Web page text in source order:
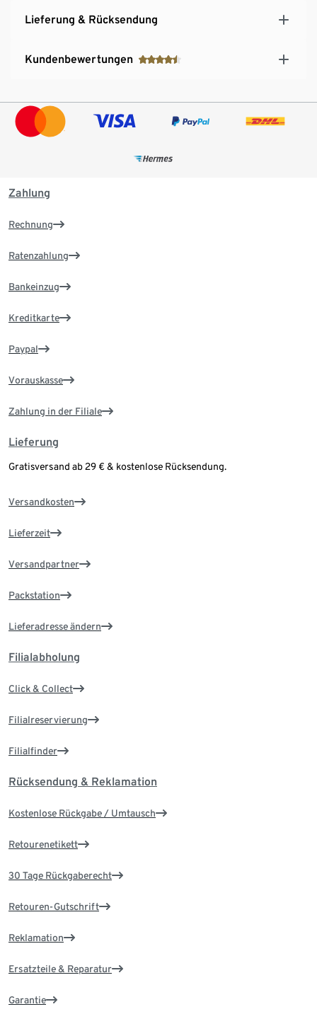
Lieferung & Rücksendung
Kundenbewertungen
Zahlung
Rechnung
Ratenzahlung
Bankeinzug
Kreditkarte
Paypal
Vorauskasse
Zahlung in der Filiale
Lieferung
Gratisversand ab 29 € & kostenlose Rücksendung.
Versandkosten
Lieferzeit
Versandpartner
Packstation
Lieferadresse ändern
Filialabholung
Click & Collect
Filialreservierung
Filialfinder
Rücksendung & Reklamation
Kostenlose Rückgabe / Umtausch
Retourenetikett
30 Tage Rückgaberecht
Retouren-Gutschrift
Reklamation
Ersatzteile & Reparatur
Garantie